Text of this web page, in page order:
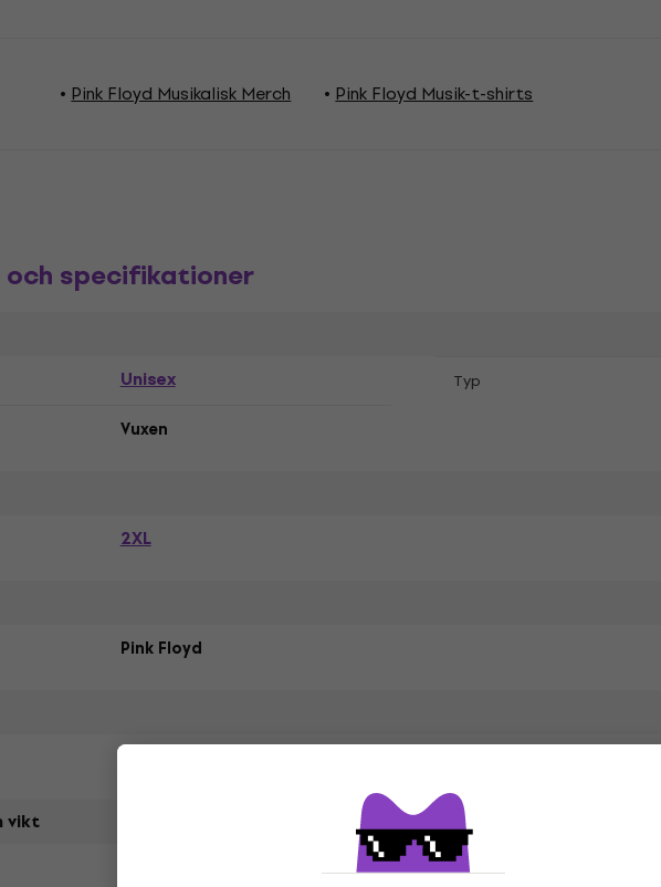
Pink Floyd Musikalisk Merch Pink Floyd Musik-t-shirts
specifikationer
Unisex
Typ
Vuxen
2XL
Pink Floyd
vikt